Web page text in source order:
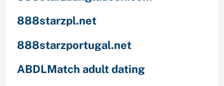
888starzpl.net
888starzportugal.net
ABDLMatch adult dating